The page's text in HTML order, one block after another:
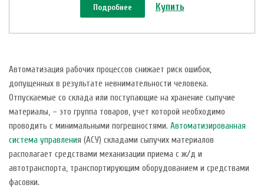
Подробнее Купить
Автоматизация рабочих процессов снижает риск ошибок,
допущенных в результате невнимательности человека.
Отпускаемые со склада или поступающие на хранение сыпучие
материалы, – это группа товаров, учет которой необходимо
проводить с минимальными погрешностями. Автоматизированная
система управления (АСУ) складами сыпучих материалов
располагает средствами механизации приема с ж/д и
автотранспорта, транспортирующим оборудованием и средствами
фасовки.